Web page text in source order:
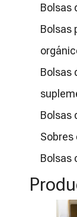
Bolsas
Bolsas
Bolsas
Bolsas
Bolsas